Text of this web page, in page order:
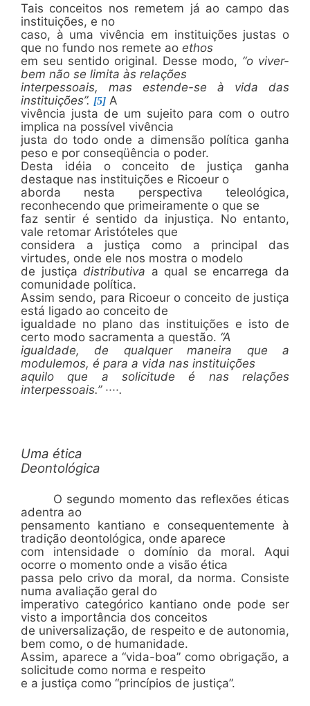
Tais conceitos nos remetem já ao campo das
instituições, e no
caso, à uma vivência em instituições justas o
que no fundo nos remete ao ethos
em seu sentido original. Desse modo, “o viver-
bem não se limita às relações
interpessoais, mas estende-se à vida das
instituições”. [5] A
vivência justa de um sujeito para com o outro
implica na possível vivência
justa do todo onde a dimensão política ganha
peso e por conseqüência o poder.
Desta idéia o conceito de justiça ganha
destaque nas instituições e Ricoeur o
aborda nesta perspectiva teleológica,
reconhecendo que primeiramente o que se
faz sentir é sentido da injustiça. No entanto,
vale retomar Aristóteles que
considera a justiça como a principal das
virtudes, onde ele nos mostra o modelo
de justiçadistributiva a qual se encarrega da
comunidade política.
Assim sendo, para Ricoeur o conceito de justiça
está ligado ao conceito de
igualdade no plano das instituições e isto de
certo modo sacramenta a questão. “A
igualdade, de qualquer maneira que a
modulemos, é para a vida nas instituições
aquilo que a solicitude é nas relações
interpessoais.” ····.
Uma ética
Deontológica
O segundo momento das reflexões éticas
adentra ao
pensamento kantiano e consequentemente à
tradição deontológica, onde aparece
com intensidade o domínio da moral. Aqui
ocorre o momento onde a visão ética
passa pelo crivo da moral, da norma. Consiste
numa avaliação geral do
imperativo categórico kantiano onde pode ser
visto a importância dos conceitos
de universalização, de respeito e de autonomia,
bem como, o de humanidade.
Assim, aparece a “vida-boa” como obrigação, a
solicitude como norma e respeito
e a justiça como “princípios de justiça”.